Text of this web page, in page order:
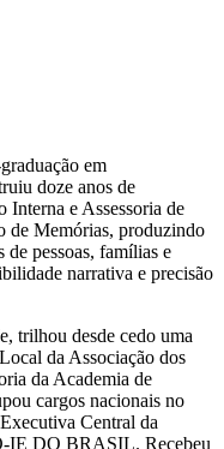
em
doze anos de
e Assessoria de
de Memórias, produzindo
pessoas, famílias e
narrativa e precisão
trilhou desde cedo uma
da Associação dos
da Academia de
cargos nacionais no
Central da
IE DO BRASIL. Recebeu